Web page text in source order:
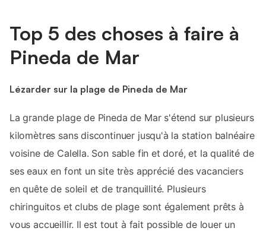
Top 5 des choses à faire à
Pineda de Mar
Lézarder sur la plage de Pineda de Mar
La grande plage de Pineda de Mar s'étend sur plusieurs
kilomètres sans discontinuer jusqu'à la station balnéaire
voisine de Calella. Son sable fin et doré, et la qualité de
ses eaux en font un site très apprécié des vacanciers
en quête de soleil et de tranquillité. Plusieurs
chiringuitos et clubs de plage sont également prêts à
vous accueillir. Il est tout à fait possible de louer un